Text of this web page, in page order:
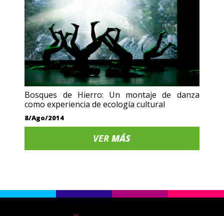
Bosques de Hierro: Un montaje de danza
como experiencia de ecología cultural
8/Ago/2014
VERMÁS